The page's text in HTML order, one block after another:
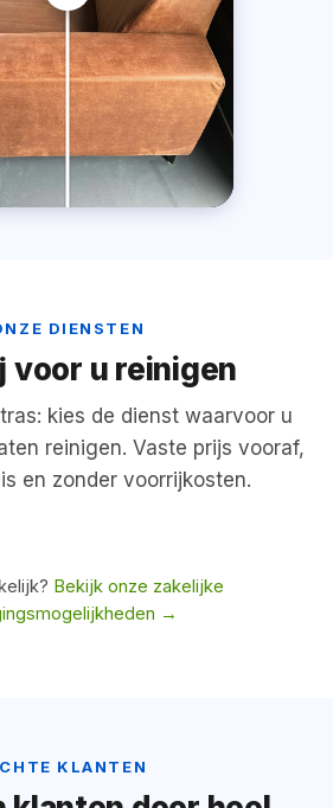
DIENSTEN
voor u reinigen
kies de dienst waarvoor u
reinigen. Vaste prijs vooraf,
en zonder voorrijkosten.
aan huis. Vaste
Bekijk onze zakelijke
→
KLANTEN